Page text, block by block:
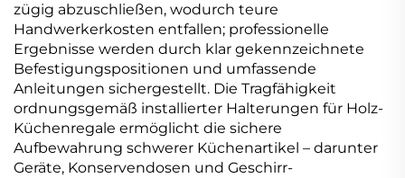
zügig abzuschließen, wodurch teure
Handwerkerkosten entfallen; professionelle
Ergebnisse werden durch klar gekennzeichnete
Befestigungspositionen und umfassende
Anleitungen sichergestellt. Die Tragfähigkeit
ordnungsgemäß installierter Halterungen für Holz-
Küchenregale ermöglicht die sichere
Aufbewahrung schwerer Küchenartikel – darunter
Geräte, Konservendosen und Geschirr-